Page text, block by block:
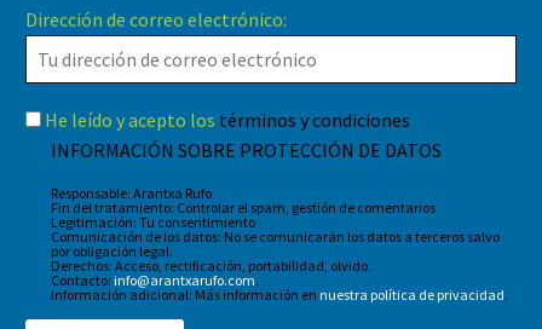
Dirección de correo electrónico:
He leído y acepto los términos y condiciones
INFORMACIÓN SOBRE PROTECCIÓN DE DATOS
Responsable: Arantxa Rufo
Fin del tratamiento: Controlar el spam, gestión de comentarios
Legitimación: Tu consentimiento
Comunicación de los datos: No se comunicarán los datos a terceros salvo
por obligación legal.
Derechos: Acceso, rectificación, portabilidad, olvido.
Contacto: info@arantxarufo.com.
Información adicional: Más información en nuestra política de privacidad.